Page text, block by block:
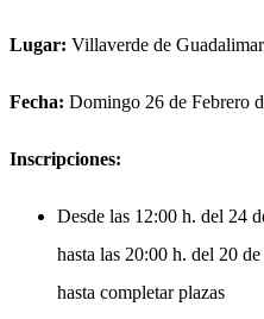
Lugar: Villaverde de
Fecha: Domingo 26 de Febrero
Inscripciones:
Desde las 12:00 h. del 24
hasta las 20:00 h. del 20
hasta completar plazas